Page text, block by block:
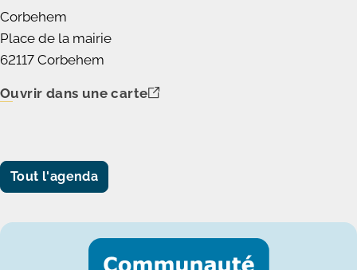
Corbehem
Place de la mairie
62117 Corbehem
Ouvrir dans une carte
Tout l'agenda